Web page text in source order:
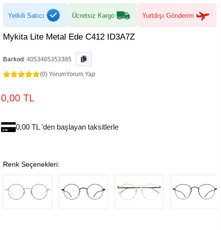
Yetkili Satıcı Ücretsiz Kargo Yurtdışı Gönderim
Mykita Lite Metal Ede C412 ID3A7Z
Barkod : 4053465353385
(0) YorumYorum Yap
0,00 TL
0,00 TL 'den başlayan taksitlerle
Renk Seçenekleri: